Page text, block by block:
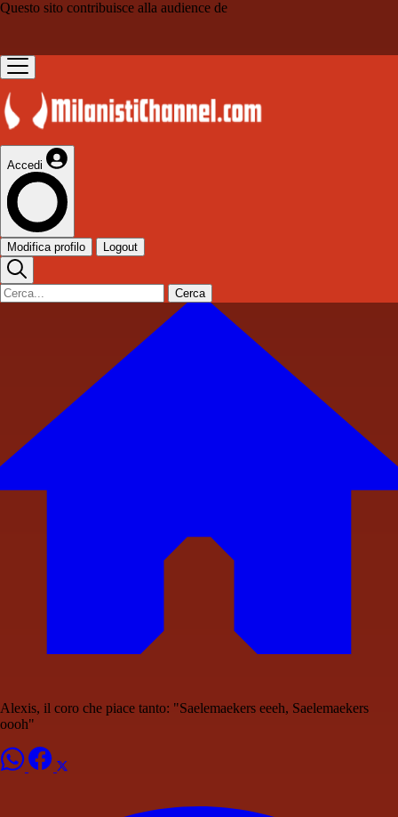
Questo sito contribuisce alla audience de
Accedi
Modifica profilo Logout
Cerca
Alexis, il coro che piace tanto: "Saelemaekers eeeh, Saelemaekers
oooh"